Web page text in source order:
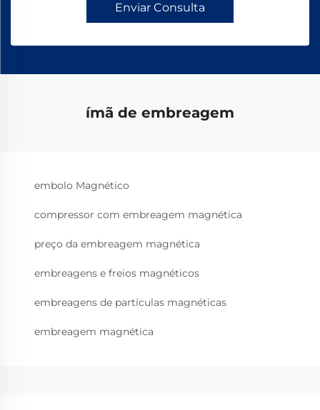
Enviar Consulta
ímã de embreagem
embolo Magnético
compressor com embreagem magnética
preço da embreagem magnética
embreagens e freios magnéticos
embreagens de partículas magnéticas
embreagem magnética